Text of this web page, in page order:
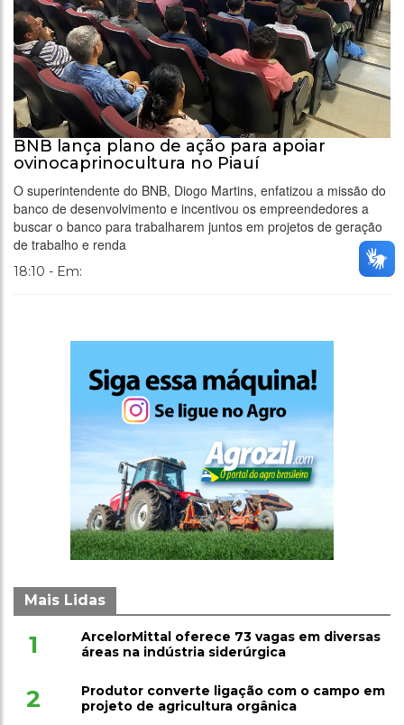
BNB lança plano de ação para apoiar
ovinocaprinocultura no Piauí
O superintendente do BNB, Diogo Martins, enfatizou a missão do
banco de desenvolvimento e incentivou os empreendedores a
buscar o banco para trabalharem juntos em projetos de geração
de trabalho e renda
18:10 - Em:
Mais Lidas
1
ArcelorMittal oferece 73 vagas em diversas
áreas na indústria siderúrgica
2
Produtor converte ligação com o campo em
projeto de agricultura orgânica